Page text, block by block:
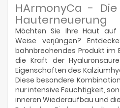
HArmonyCa -
Hauterneuerung
Möchten Sie Ihre Haut
Weise verjüngen?
bahnbrechendes Produkt im
die Kraft der
Eigenschaften des
Diese besondere
nur intensive Feuchtigkeit,
inneren Wiederaufbau und